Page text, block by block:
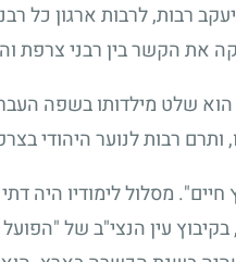
רבות, לרבות ארגון כל
את הקשר בין רבני צרפת
הוא שלט מילדותו בשפה
רבות לנוער היהודי
מסלול לימודיו היה דתי
עין הנצי"ב של